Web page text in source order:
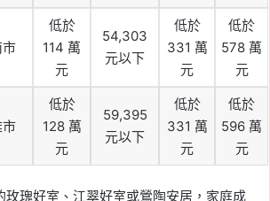
低於
114 萬
元
54,303
元以下
低於
331 萬
元
低於
578 萬
元
低於
128 萬
元
59,395
元以下
低於
331 萬
元
低於
596 萬
元
玫瑰好室、江翠好室或鶯陶安居，家庭成